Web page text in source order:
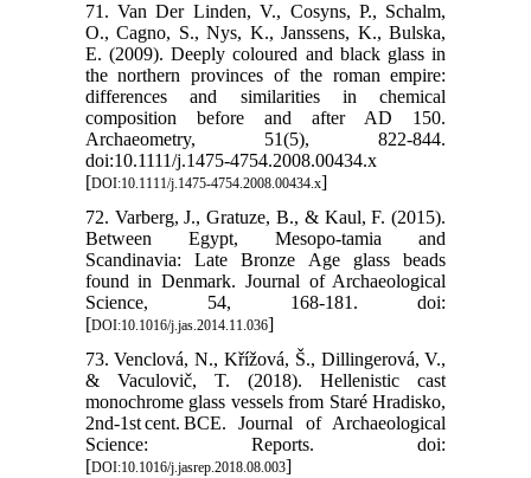
71. Van Der Linden, V., Cosyns, P., Schalm,
O., Cagno, S., Nys, K., Janssens, K., Bulska,
E. (2009). Deeply coloured and black glass in
the northern provinces of the roman empire:
differences and similarities in chemical
composition before and after AD 150.
Archaeometry, 51(5), 822-844.
doi:10.1111/j.1475-4754.2008.00434.x
[DOI:10.1111/j.1475-4754.2008.00434.x]
72. Varberg, J., Gratuze, B., & Kaul, F. (2015).
Between Egypt, Mesopo-tamia and
Scandinavia: Late Bronze Age glass beads
found in Denmark. Journal of Archaeological
Science, 54, 168-181. doi:
[DOI:10.1016/j.jas.2014.11.036]
73. Venclová, N., Křížová, Š., Dillingerová, V.,
& Vaculovič, T. (2018). Hellenistic cast
monochrome glass vessels from Staré Hradisko,
2nd-1st cent. BCE. Journal of Archaeological
Science: Reports. doi:
[DOI:10.1016/j.jasrep.2018.08.003]